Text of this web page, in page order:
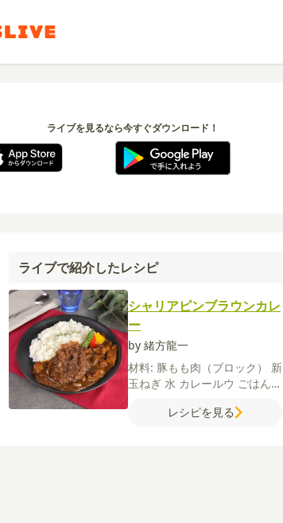
ライブを見るなら今すぐダウンロード！
ライブで紹介したレシピ
シャリアピンブラウンカレ
ー
by 緒方龍一
材料: 豚もも肉（ブロック） 新
玉ねぎ 水 カレールウ ごはん
新玉ねぎ赤ワイン
レシピを見る